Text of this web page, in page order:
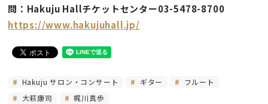
問：Hakuju Hallチケットセンター03-5478-8700
https://www.hakujuhall.jp/
Hakuju サロン・コンサート ギター
フルート
大萩康司
梶川真歩